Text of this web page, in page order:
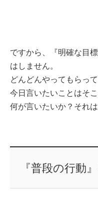
ですから、『明確な目
はしません。
どんどんやってもらっ
今日言いたいことはそ
何が言いたいか？それ
『普段の行動